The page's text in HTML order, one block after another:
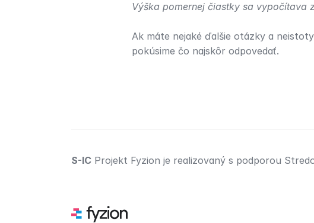
Výška pomernej čiastky sa vypočítava
Ak máte nejaké ďalšie otázky a
pokúsime čo najskôr odpovedať.
S-IC Projekt Fyzion je realizovaný s podporou